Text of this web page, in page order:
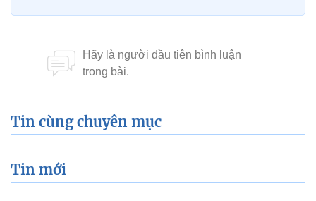
Tin cùng chuyên mục
Tin mới